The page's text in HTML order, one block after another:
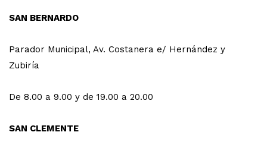
SAN BERNARDO
Parador Municipal, Av. Costanera e/ Hernández y
Zubiría
De 8.00 a 9.00 y de 19.00 a 20.00
SAN CLEMENTE